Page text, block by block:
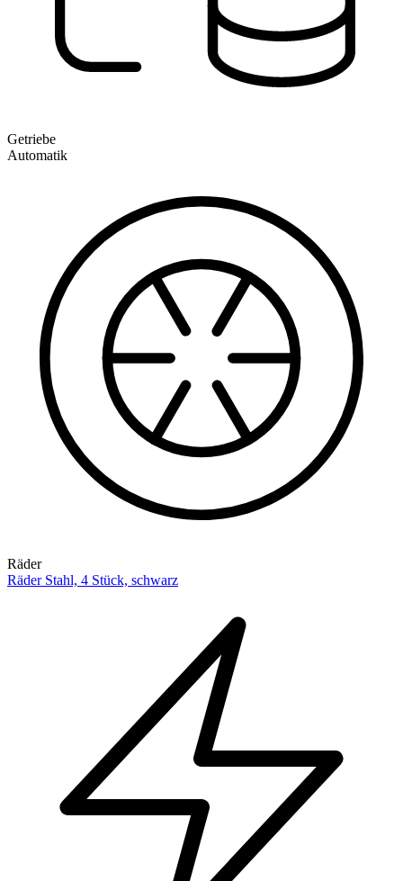
Getriebe
Automatik
Räder
Räder Stahl, 4 Stück, schwarz